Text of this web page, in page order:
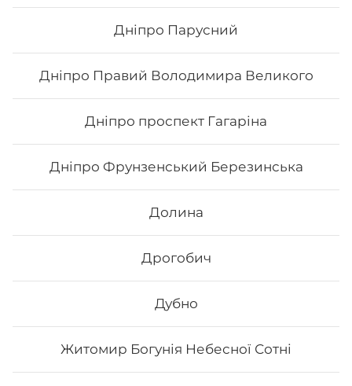
Дніпро Парусний
Дніпро Правий Володимира Великого
Дніпро проспект Гагаріна
Дніпро Фрунзенський Березинська
Долина
Дрогобич
Дубно
Житомир Богунія Небесної Сотні
Вага: 1450 г Склад: рол гриль голд, авокадо рол з
чіз рол, футумак зі смаженим тунцем
862₴
Сет «Сезам»